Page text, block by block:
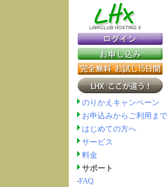
のりかえキャンペーン
お申込みからご利用まで
はじめての方へ
サービス
料金
サポート
-FAQ